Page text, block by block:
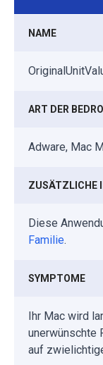
NAME
ART DER
Adware, Mac
ZUSÄTZLICHE
Diese
Familie.
SYMPTOME
Ihr Mac wird
unerwünschte
auf